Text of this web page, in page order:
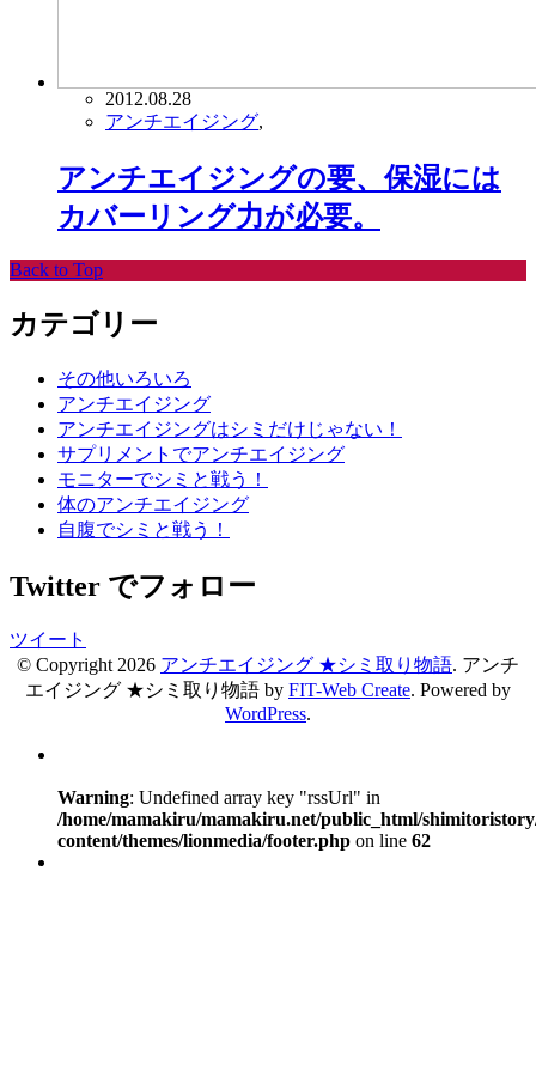
2012.08.28
アンチエイジング,
アンチエイジングの要、保湿には
カバーリング力が必要。
Back to Top
カテゴリー
その他いろいろ
アンチエイジング
アンチエイジングはシミだけじゃない！
サプリメントでアンチエイジング
モニターでシミと戦う！
体のアンチエイジング
自腹でシミと戦う！
Twitter でフォロー
ツイート
© Copyright 2026 アンチエイジング ★シミ取り物語. アンチ
エイジング ★シミ取り物語 by FIT-Web Create. Powered by
WordPress.
Warning: Undefined array key "rssUrl" in
/home/mamakiru/mamakiru.net/public_html/
content/themes/lionmedia/footer.php on line 62